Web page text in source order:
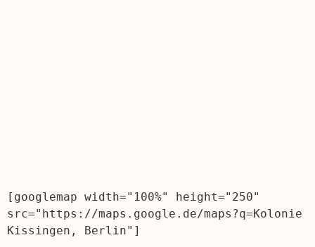
[googlemap width="100%" height="250"
src="https://maps.google.de/maps?q=Kolonie
Kissingen, Berlin"]